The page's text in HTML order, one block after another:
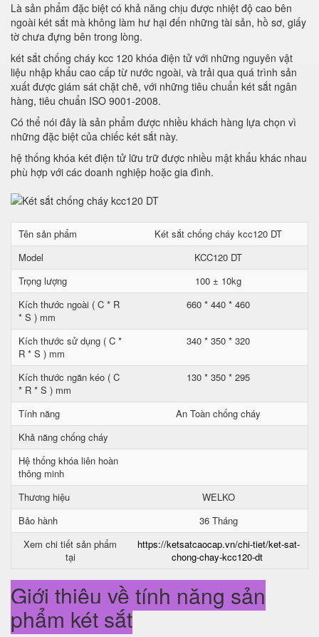
Là sản phẩm đặc biệt có khả năng chịu được nhiệt độ cao bên
ngoài két sắt mà không làm hư hại đến những tài sản, hồ sơ, giấy
tờ chưa đựng bên trong lòng.
két sắt chống cháy kcc 120 khóa điện tử với những nguyên vật
liệu nhập khẩu cao cấp từ nước ngoài, và trải qua quá trình sản
xuất được giám sát chặt chẽ, với những tiêu chuẩn két sắt ngân
hàng, tiêu chuẩn ISO 9001-2008.
Có thể nói đây là sản phẩm được nhiều khách hàng lựa chọn vì
những đặc biệt của chiếc két sắt này.
hệ thống khóa két điện tử lữu trữ được nhiều mật khẩu khác nhau
phù hợp với các doanh nghiệp hoặc gia đình.
Tên sản phẩm
Két sắt chống cháy kcc120 DT
Model
KCC120 DT
Trọng lượng
100 ± 10kg
Kích thước ngoài ( C * R
* S ) mm
660 * 440 * 460
Kích thước sử dụng ( C *
R * S ) mm
340 * 350 * 320
Kích thước ngăn kéo ( C
* R * S ) mm
130 * 350 * 295
Tính năng
An Toàn chống cháy
Khả năng chống cháy
Hệ thống khóa liên hoàn
thông minh
Thương hiệu
WELKO
Bảo hành
36 Tháng
Xem chi tiết sản phẩm
tại
https://ketsatcaocap.vn/chi-tiet/ket-sat-
chong-chay-kcc120-dt
Giới thiệu về tính năng sản
phẩm két sắt